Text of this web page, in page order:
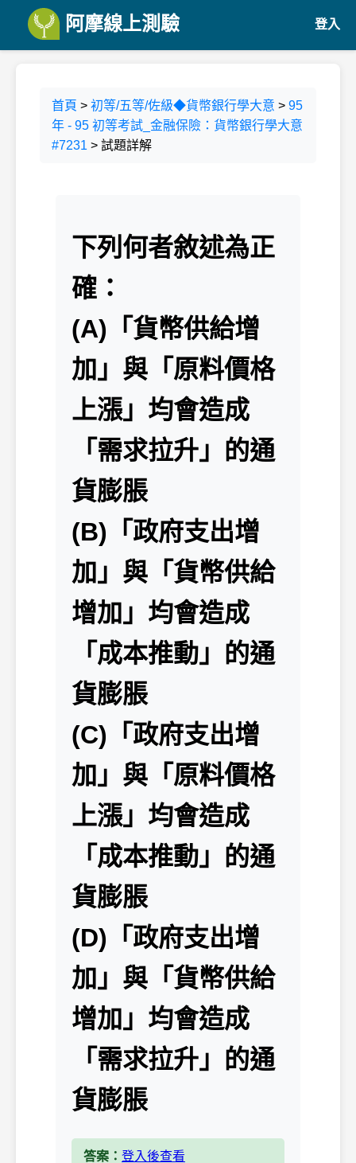
阿摩線上測驗 登入
首頁 > 初等/五等/佐級◆貨幣銀行學大意 > 95
年 - 95 初等考試_金融保險：貨幣銀行學大意
#7231 > 試題詳解
下列何者敘述為正
確：
(A)「貨幣供給增
加」與「原料價格
上漲」均會造成
「需求拉升」的通
貨膨脹
(B)「政府支出增
加」與「貨幣供給
增加」均會造成
「成本推動」的通
貨膨脹
(C)「政府支出增
加」與「原料價格
上漲」均會造成
「成本推動」的通
貨膨脹
(D)「政府支出增
加」與「貨幣供給
增加」均會造成
「需求拉升」的通
貨膨脹
答案： 登入後查看